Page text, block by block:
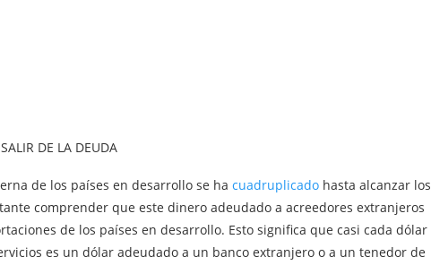
DE LA DEUDA
de los países en desarrollo se ha cuadruplicado hasta alcanzar los
comprender que este dinero adeudado a acreedores extranjeros
de los países en desarrollo. Esto significa que casi cada dólar
es un dólar adeudado a un banco extranjero o a un tenedor de